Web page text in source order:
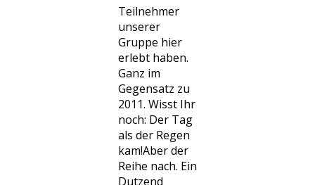
Teilnehmer
unserer
Gruppe hier
erlebt haben.
Ganz im
Gegensatz zu
2011. Wisst Ihr
noch: Der Tag
als der Regen
kam!Aber der
Reihe nach. Ein
Dutzend